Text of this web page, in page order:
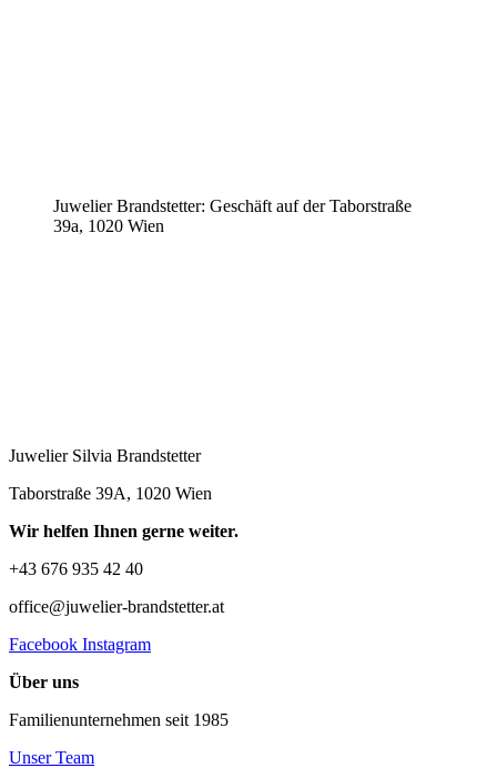
Juwelier Brandstetter: Geschäft auf der Taborstraße
39a, 1020 Wien
Juwelier Silvia Brandstetter
Taborstraße 39A, 1020 Wien
Wir helfen Ihnen gerne weiter.
+43 676 935 42 40
office@juwelier-brandstetter.at
Facebook Instagram
Über uns
Familienunternehmen seit 1985
Unser Team